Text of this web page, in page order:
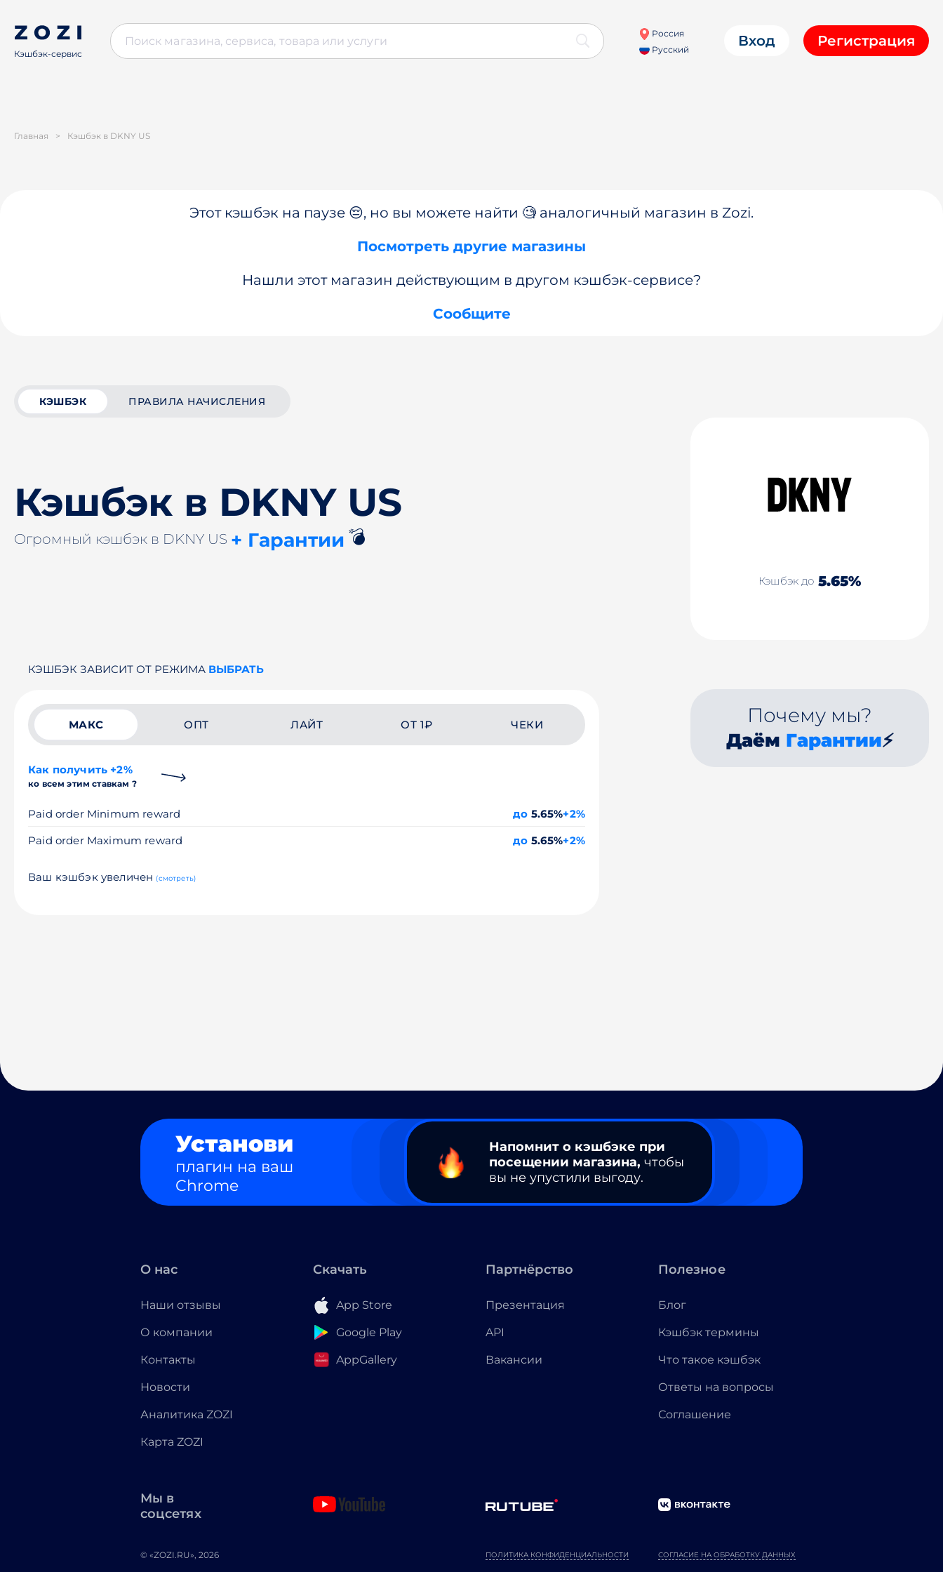
Кэшбэк-сервис
Россия
Русский
Вход Регистрация
Главная > Кэшбэк в DKNY US
Этот кэшбэк на паузе 😔, но вы можете найти 🧐 аналогичный магазин в Zozi.
Посмотреть другие магазины
Нашли этот магазин действующим в другом кэшбэк-сервисе?
Сообщите
КЭШБЭК ПРАВИЛА НАЧИСЛЕНИЯ
Кэшбэк в DKNY US
Огромный кэшбэк в DKNY US + Гарантии 💣
Кэшбэк до 5.65%
КЭШБЭК ЗАВИСИТ ОТ РЕЖИМА ВЫБРАТЬ
МАКС ОПТ ЛАЙТ ОТ 1₽ ЧЕКИ
Как получить +2%
ко всем этим ставкам ?
Paid order Minimum reward до 5.65%+2%
Paid order Maximum reward
до 5.65%+2%
Ваш кэшбэк увеличен (смотреть)
Почему мы?
Даём Гарантии⚡
Установи
плагин на ваш
Chrome
Напомнит о кэшбэке при
посещении магазина, чтобы
вы не упустили выгоду.
О нас
Наши отзывы
О компании
Контакты
Новости
Аналитика ZOZI
Карта ZOZI
Скачать
App Store
Google Play
AppGallery
Партнёрство
Презентация
API
Вакансии
Полезное
Блог
Кэшбэк термины
Что такое кэшбэк
Ответы на вопросы
Соглашение
Мы в
соцсетях
© «ZOZI.RU», 2026 ПОЛИТИКА КОНФИДЕНЦИАЛЬНОСТИ СОГЛАСИЕ НА ОБРАБОТКУ ДАННЫХ